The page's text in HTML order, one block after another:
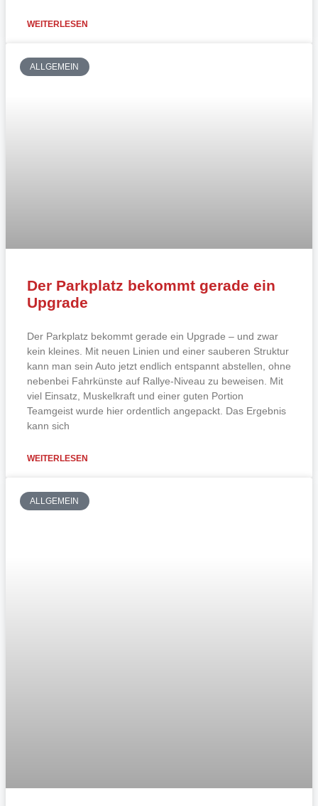
WEITERLESEN
ALLGEMEIN
Der Parkplatz bekommt gerade ein
Upgrade
Der Parkplatz bekommt gerade ein Upgrade – und zwar
kein kleines. Mit neuen Linien und einer sauberen Struktur
kann man sein Auto jetzt endlich entspannt abstellen, ohne
nebenbei Fahrkünste auf Rallye-Niveau zu beweisen. Mit
viel Einsatz, Muskelkraft und einer guten Portion
Teamgeist wurde hier ordentlich angepackt. Das Ergebnis
kann sich
WEITERLESEN
ALLGEMEIN